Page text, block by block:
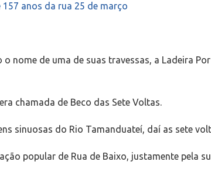
anos da rua 25 de março
nome de uma de suas travessas, a Ladeira
chamada de Beco das Sete Voltas.
sinuosas do Rio Tamanduateí, daí as sete
popular de Rua de Baixo, justamente pela